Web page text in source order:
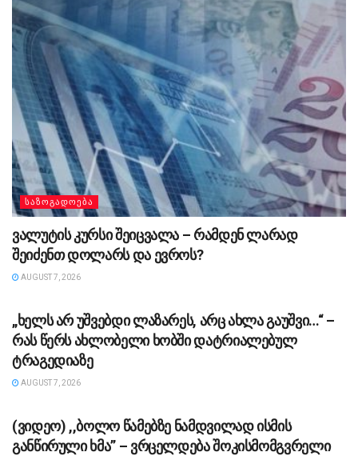
ᲡᲐᲖᲝᲒᲐᲓᲝᲔᲑᲐ
ვალუტის კურსი შეიცვალა – რამდენ ლარად
შეიძენთ დოლარს და ევროს?
AUGUST 7, 2026
„ხელს არ უშვებდი ლაზარეს, არც ახლა გაუშვი…“ –
რას წერს ახლობელი ხობში დატრიალებულ
ტრაგედიაზე
AUGUST 7, 2026
(ვიდეო) ,,ბოლო წამებზე ნამდვილად ისმის
განწირული ხმა” – ვრცელდება შოკისმომგვრელი